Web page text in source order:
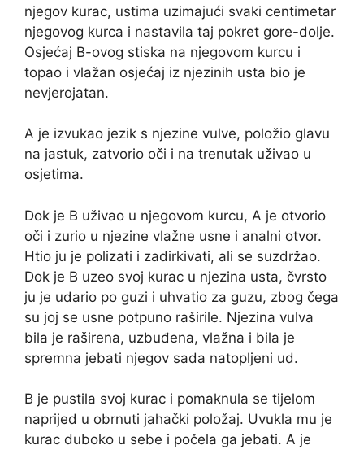
njegov kurac, ustima uzimajući svaki centimetar
njegovog kurca i nastavila taj pokret gore-dolje.
Osjećaj B-ovog stiska na njegovom kurcu i
topao i vlažan osjećaj iz njezinih usta bio je
nevjerojatan.
A je izvukao jezik s njezine vulve, položio glavu
na jastuk, zatvorio oči i na trenutak uživao u
osjetima.
Dok je B uživao u njegovom kurcu, A je otvorio
oči i zurio u njezine vlažne usne i analni otvor.
Htio ju je polizati i zadirkivati, ali se suzdržao.
Dok je B uzeo svoj kurac u njezina usta, čvrsto
ju je udario po guzi i uhvatio za guzu, zbog čega
su joj se usne potpuno raširile. Njezina vulva
bila je raširena, uzbuđena, vlažna i bila je
spremna jebati njegov sada natopljeni ud.
B je pustila svoj kurac i pomaknula se tijelom
naprijed u obrnuti jahački položaj. Uvukla mu je
kurac duboko u sebe i počela ga jebati. A je